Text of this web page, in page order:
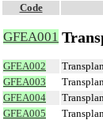
Code
GFEA001
GFEA002
GFEA003
GFEA004
GFEA005